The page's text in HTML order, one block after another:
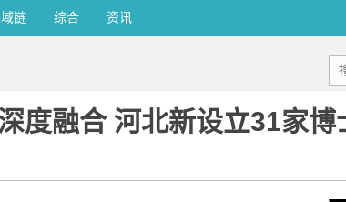
链 综合 资讯
度融合 河北新设立31家